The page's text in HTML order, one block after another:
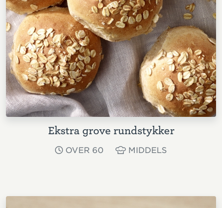
Ekstra grove rundstykker
OVER 60 MIDDELS